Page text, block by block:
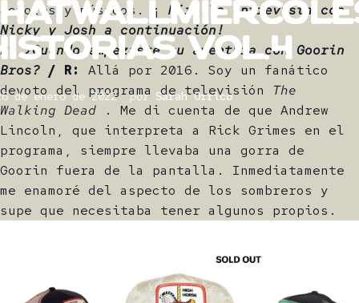
Vol.4
de enero de 2022 por Sarah Orrico
actores y músicos. ¡ Mira la entrevista con
Nicky y Josh a continuación!
P: ¿Cuándo empezaste tu aventura con Goorin
Bros? / R:
Allá por 2016. Soy un fanático
devoto del programa de televisión The
Walking Dead . Me di cuenta de que Andrew
Lincoln, que interpreta a Rick Grimes en el
programa, siempre llevaba una gorra de
Goorin fuera de la pantalla. Inmediatamente
me enamoré del aspecto de los sombreros y
supe que necesitaba tener algunos propios.